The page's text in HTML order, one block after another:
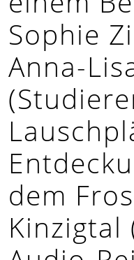
Sophie
Anna-
dem
Kinzigtal